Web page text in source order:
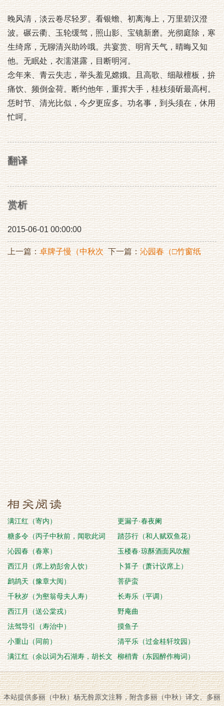
晚风清，淡云卷尽轻罗。看银蟾、初离海上，万里碧汉澄
波。碾云衢、玉轮缓驾，照山影、宝镜新磨。光彻庭除，寒
生绮席，无聊清兴助吟哦。共宴赏、明宵天气，晴晦又知
他。无眠处，衣濡湛露，目断明河。
念年来、青云失志，举头羞见嫦娥。且高歌、细敲檀板，拚
痛饮、频倒金荷。断约他年，重挥大手，桂枝须斫最高柯。
恁时节、清光比似，今夕更应多。功名事，到头须在，休用
忙呵。
翻译
赏析
2015-06-01 00:00:00
上一篇：卓牌子慢（中秋次
田不伐韵）
下一篇：沁园春（□竹窗纸
枕屏）
满江红（寄内）
更漏子·春夜阑
糖多令（丙子中秋前，闻歌此词
者，即席借芦叶满汀
踏莎行（和人赋双鱼花）
沁园春（春寒）
玉楼春·琼酥酒面风吹醒
西江月（席上劝彭舍人饮）
卜算子（萧计议席上）
鹧鸪天（豫章大阅）
菩萨蛮
千秋岁（为壑翁母夫人寿）
长寿乐（平调）
西江月（送公棠戎）
野庵曲
法驾导引（寿治中）
摸鱼子
小重山（同前）
清平乐（过金桂轩坟园）
满江红（余以词为石湖寿，胡长文
见和，复用韵谢之
柳梢青（东园醉作梅词）
本站提供多丽（中秋）杨无咎原文注释，附含多丽（中秋）译文、多丽